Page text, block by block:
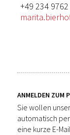
+49 234
ANMELDEN ZUM
Sie wollen
automatisch
eine kurze E-